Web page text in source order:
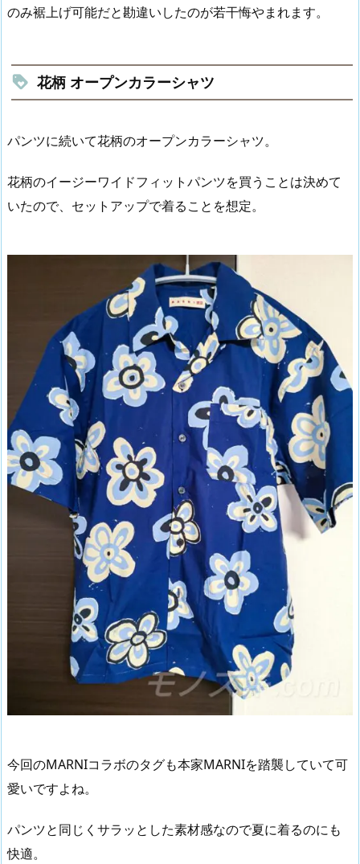
のみ裾上げ可能だと勘違いしたのが若干悔やまれます。
花柄 オープンカラーシャツ
パンツに続いて花柄のオープンカラーシャツ。
花柄のイージーワイドフィットパンツを買うことは決めて
いたので、セットアップで着ることを想定。
今回のMARNIコラボのタグも本家MARNIを踏襲していて可
愛いですよね。
パンツと同じくサラッとした素材感なので夏に着るのにも
快適。